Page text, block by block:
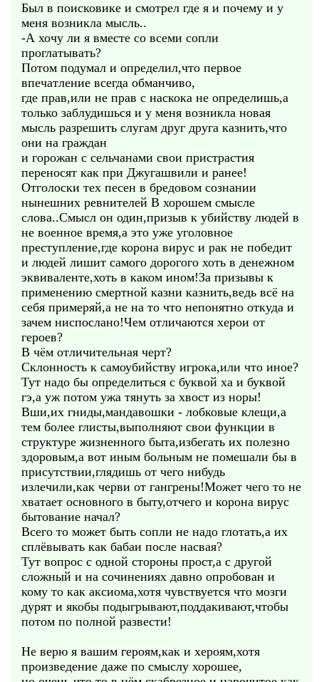
Был в поисковике и смотрел где я и почему и у
меня возникла мысль..
-А хочу ли я вместе со всеми сопли
проглатывать?
Потом подумал и определил,что первое
впечатление всегда обманчиво,
где прав,или не прав с наскока не определишь,а
только заблудишься и у меня возникла новая
мысль разрешить слугам друг друга казнить,что
они на граждан
и горожан с сельчанами свои пристрастия
переносят как при Джугашвили и ранее!
Отголоски тех песен в бредовом сознании
нынешних ревнителей В хорошем смысле
слова..Смысл он один,призыв к убийству людей в
не военное время,а это уже уголовное
преступление,где корона вирус и рак не победит
и людей лишит самого дорогого хоть в денежном
эквиваленте,хоть в каком ином!За призывы к
применению смертной казни казнить,ведь всё на
себя примеряй,а не на то что непонятно откуда и
зачем ниспослано!Чем отличаются херои от
героев?
В чём отличительная черт?
Склонность к самоубийству игрока,или что иное?
Тут надо бы определиться с буквой ха и буквой
гэ,а уж потом ужа тянуть за хвост из норы!
Вши,их гниды,мандавошки - лобковые клещи,а
тем более глисты,выполняют свои функции в
структуре жизненного быта,избегать их полезно
здоровым,а вот иным больным не помешали бы в
присутствии,глядишь от чего нибудь
излечили,как черви от гангрены!Может чего то не
хватает основного в быту,отчего и корона вирус
бытование начал?
Всего то может быть сопли не надо глотать,а их
сплёвывать как бабаи после насвая?
Тут вопрос с одной стороны прост,а с другой
сложный и на сочинениях давно опробован и
кому то как аксиома,хотя чувствуется что мозги
дурят и якобы подыгрывают,поддакивают,чтобы
потом по полной развести!
Не верю я вашим героям,как и хероям,хотя
произведение даже по смыслу хорошее,